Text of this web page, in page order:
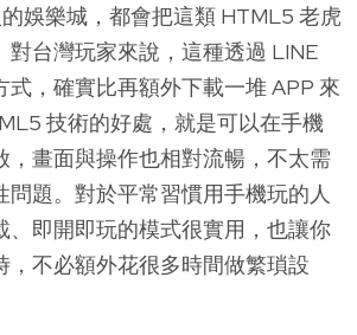
娛樂城，都會把這類 HTML5 老虎
對台灣玩家來說，這種透過 LINE
式，確實比再額外下載一堆 APP 來
技術的好處，就是可以在手機
，畫面與操作也相對流暢，不太需
問題。對於平常習慣用手機玩的人
、即開即玩的模式很實用，也讓你
，不必額外花很多時間做繁瑣設